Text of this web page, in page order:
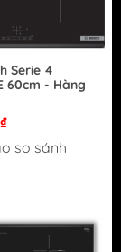
Serie 4
60cm - Hàng
so sánh